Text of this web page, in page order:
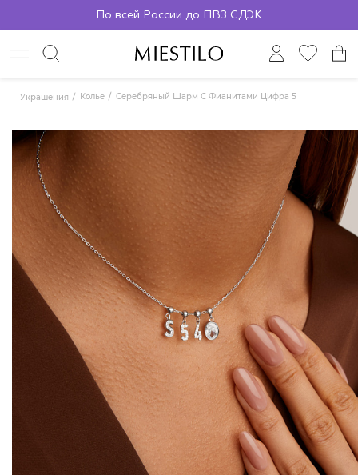
По всей России до ПВЗ СДЭК
Украшения Колье Серебряный Шарм С Фианитами Цифра 5